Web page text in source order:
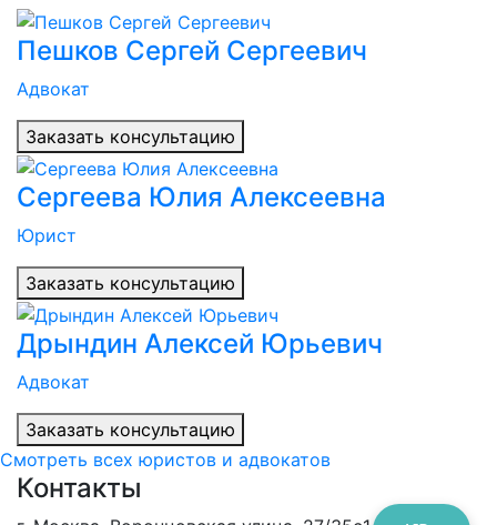
Пешков Сергей Сергеевич
Адвокат
Заказать консультацию
Сергеева Юлия Алексеевна
Юрист
Заказать консультацию
Дрындин Алексей Юрьевич
Адвокат
Заказать консультацию
Смотреть всех юристов и адвокатов
Контакты